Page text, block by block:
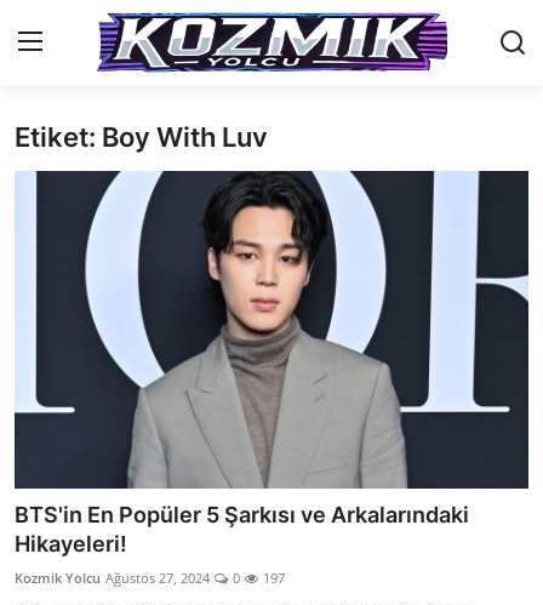
Anasayfa
Anime Önerileri
Kore Dünyası
Anime Karakterleri
Dizi & Film
Testler
Etiket: Boy With Luv
BTS'in En Popüler 5 Şarkısı ve Arkalarındaki
Hikayeleri!
Kozmik Yolcu Ağustos 27, 2024 0 197